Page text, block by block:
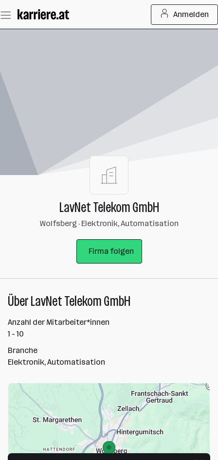
Seiteninhalt
springen
Anmelden
LavNet Telekom GmbH
Wolfsberg · Elektronik, Automatisation
Firma folgen
Über LavNet Telekom GmbH
Anzahl der Mitarbeiter*innen
1 - 10
Branche
Elektronik, Automatisation